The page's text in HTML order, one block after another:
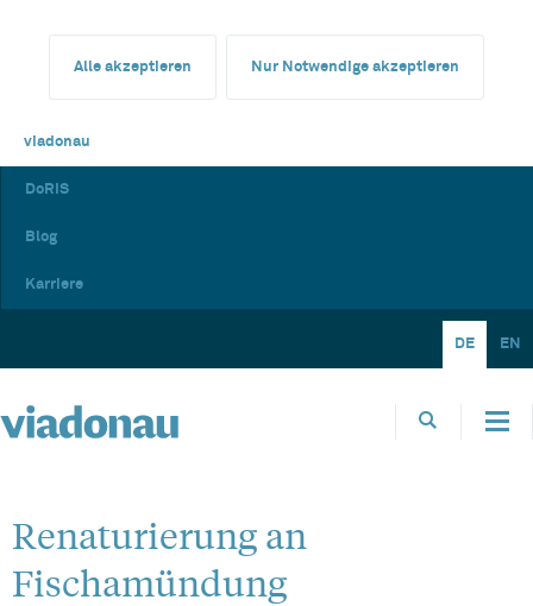
Alle akzeptieren Nur Notwendige akzeptieren
viadonau
DoRIS
Blog
Karriere
DE EN
Renaturierung an
Fischamündung